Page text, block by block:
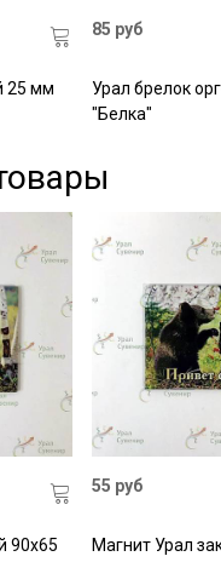
25 мм
85 руб
Урал брелок
"Белка"
90х65
55 руб
Магнит Урал